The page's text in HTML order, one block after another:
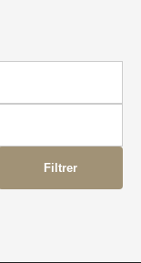
Filtrer